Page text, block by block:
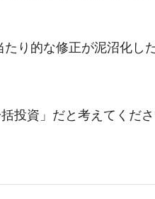
たり的な修正が泥沼化し
資」だと考えてくださ